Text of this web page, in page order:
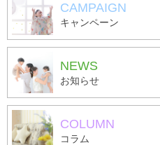
CAMPAIGN
キャンペーン
NEWS
お知らせ
COLUMN
コラム